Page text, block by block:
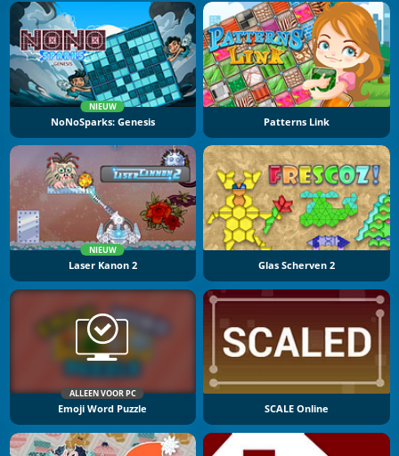
NIEUW
NoNoSparks: Genesis Patterns Link
NIEUW
Laser Kanon 2 Glas Scherven 2
ALLEEN VOOR PC
Emoji Word Puzzle SCALE Online